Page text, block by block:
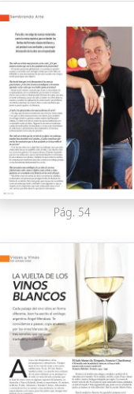
Pág. 54